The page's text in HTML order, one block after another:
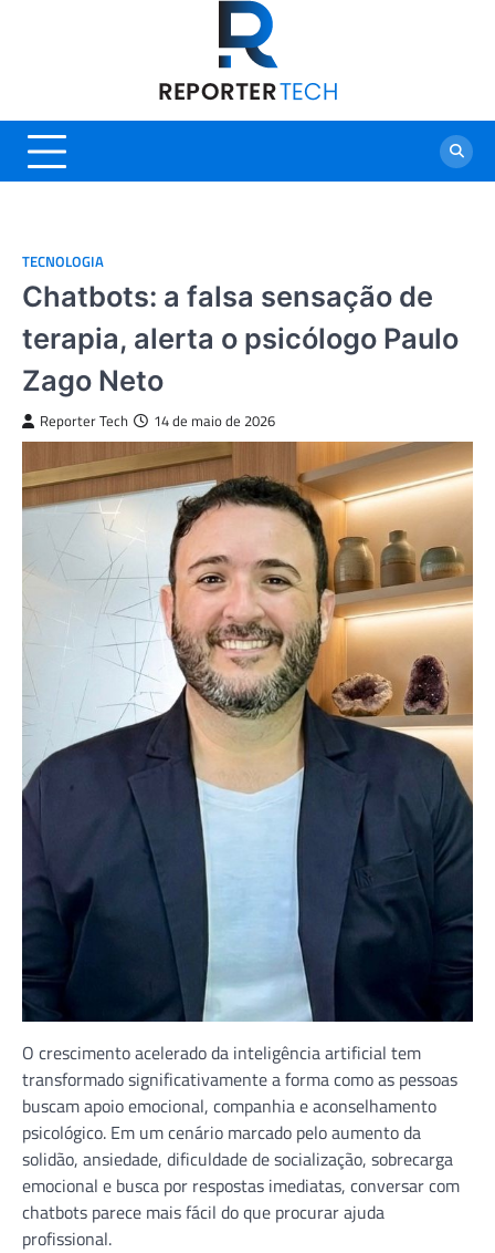
TECNOLOGIA
Chatbots: a falsa sensação de
terapia, alerta o psicólogo Paulo
Zago Neto
Reporter Tech 14 de maio de 2026
O crescimento acelerado da inteligência artificial tem
transformado significativamente a forma como as pessoas
buscam apoio emocional, companhia e aconselhamento
psicológico. Em um cenário marcado pelo aumento da
solidão, ansiedade, dificuldade de socialização, sobrecarga
emocional e busca por respostas imediatas, conversar com
chatbots parece mais fácil do que procurar ajuda
profissional.